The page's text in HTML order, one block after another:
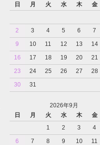
日
月 火 水 木 金
2
3 4 5 6 7
9
10 11 12 13 14
16
17 18 19 20 21
23
24 25 26 27 28
30
31
2026年9月
日
月 火 水 木 金
1
2 3 4
6
7 8 9 10 11